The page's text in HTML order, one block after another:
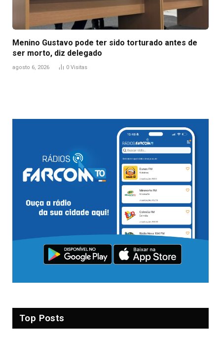
Menino Gustavo pode ter sido torturado antes de
ser morto, diz delegado
agosto 6, 2026 0 Visitas
Top Posts